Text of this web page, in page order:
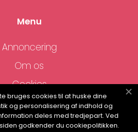
Menu
Annoncering
Om os
Cookies
Kontakt os
Sitemap
bruges cookies til at huske dine
og personalisering af indhold og
deles med tredjepart. Ved
godkender du cookiepolitikken.